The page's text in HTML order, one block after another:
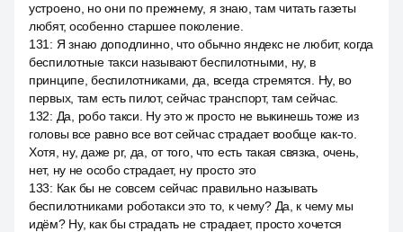
устроено, но они по прежнему, я знаю, там читать газеты
любят, особенно старшее поколение.
131 : Я знаю доподлинно, что обычно яндекс не любит, когда
беспилотные такси называют беспилотными, ну, в
принципе, беспилотниками, да, всегда стремятся. Ну, во
первых, там есть пилот, сейчас транспорт, там сейчас.
132: Да, робо такси. Ну это ж просто не выкинешь тоже из
головы все равно все вот сейчас страдает вообще как-то.
Хотя, ну, даже pr, да, от того, что есть такая связка, очень,
нет, ну не особо страдает, ну просто это
133: Как бы не совсем сейчас правильно называть
беспилотниками роботакси это то, к чему? Да, к чему мы
идём? Ну, как бы страдать не страдает, просто хочется